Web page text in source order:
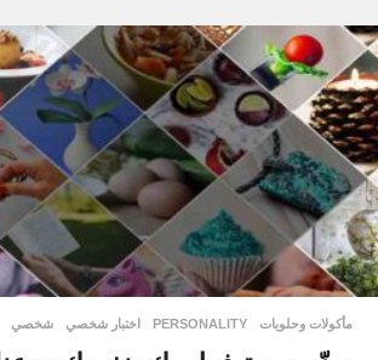
مأكولات وحلويات PERSONALITY
,
اختبار شخصي ,
شخصي